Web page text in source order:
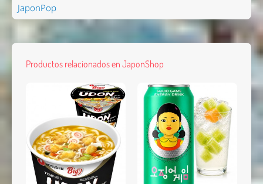
JaponPop
Productos relacionados en JaponShop